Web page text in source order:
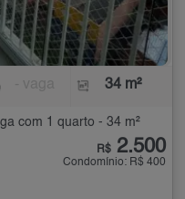
34 m²
com 1 quarto - 34 m²
R$ 2.500
Condomínio: R$ 400